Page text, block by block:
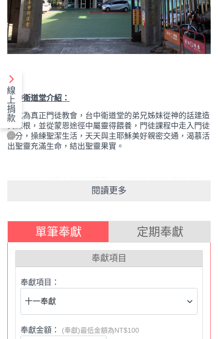
台中衛道堂介紹：
為成為真正門徒教會，台中衛道堂的弟兄姊妹從神的話建造
與深根，並從蒙恩途徑中屬靈得餵養，門徒課程中走入門徒
身分，操練聖潔生活，天天與主耶穌美好親密交通，渴慕活
出聖靈充滿生命，結出聖靈果實。
犧牲與包容，團契行動關心教會交會福音發展與扶助社區弱
人都成為忠實門徒，衛道堂必成為復興的教會。
歡迎使用
如果使用銀行匯款，帳號如下：
閱讀更多
單筆奉獻 定期奉獻
奉獻項目
奉獻項目：
奉獻金額： (奉獻)最低金額為NT$100
線
上
捐
款